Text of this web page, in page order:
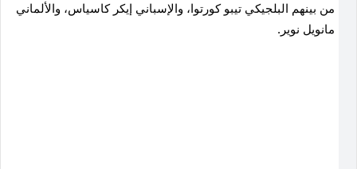
من بينهم البلجيكي تيبو كورتوا، والإسباني إيكر كاسياس، والألماني
مانويل نوير.